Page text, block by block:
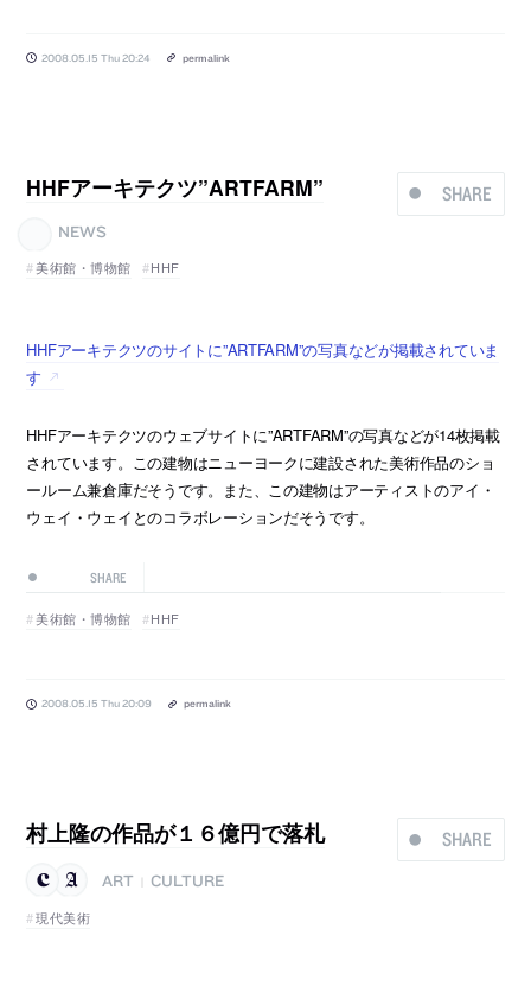
2008.05.15 Thu 20:24 permalink
SHARE
HHFアーキテクツ”ARTFARM”
NEWS
美術館・博物館
HHF
HHFアーキテクツのサイトに”ARTFARM”の写真などが掲載されていま
す
HHFアーキテクツのウェブサイトに”ARTFARM”の写真などが14枚掲載
されています。この建物はニューヨークに建設された美術作品のショ
ールーム兼倉庫だそうです。また、この建物はアーティストのアイ・
ウェイ・ウェイとのコラボレーションだそうです。
SHARE
美術館・博物館 HHF
2008.05.15 Thu 20:09 permalink
SHARE
村上隆の作品が１６億円で落札
ART
CULTURE
現代美術